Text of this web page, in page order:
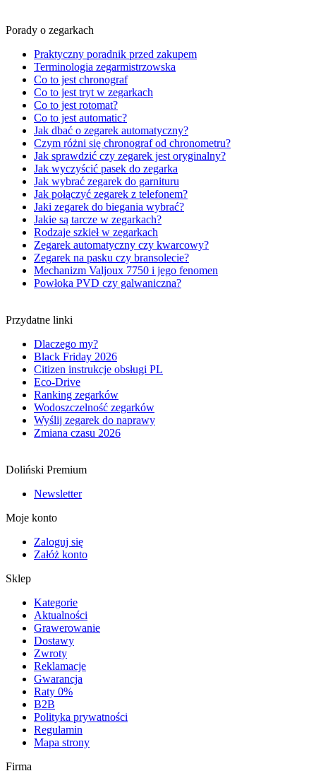
Porady o zegarkach
Praktyczny poradnik przed zakupem
Terminologia zegarmistrzowska
Co to jest chronograf
Co to jest tryt w zegarkach
Co to jest rotomat?
Co to jest automatic?
Jak dbać o zegarek automatyczny?
Czym różni się chronograf od chronometru?
Jak sprawdzić czy zegarek jest oryginalny?
Jak wyczyścić pasek do zegarka
Jak wybrać zegarek do garnituru
Jak połączyć zegarek z telefonem?
Jaki zegarek do biegania wybrać?
Jakie są tarcze w zegarkach?
Rodzaje szkieł w zegarkach
Zegarek automatyczny czy kwarcowy?
Zegarek na pasku czy bransolecie?
Mechanizm Valjoux 7750 i jego fenomen
Powłoka PVD czy galwaniczna?
Przydatne linki
Dlaczego my?
Black Friday 2026
Citizen instrukcje obsługi PL
Eco-Drive
Ranking zegarków
Wodoszczelność zegarków
Wyślij zegarek do naprawy
Zmiana czasu 2026
Doliński Premium
Newsletter
Moje konto
Zaloguj się
Załóż konto
Sklep
Kategorie
Aktualności
Grawerowanie
Dostawy
Zwroty
Reklamacje
Gwarancja
Raty 0%
B2B
Polityka prywatności
Regulamin
Mapa strony
Firma